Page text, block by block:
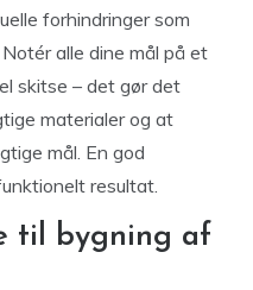
forhindringer som
alle dine mål på et
skitse – det gør det
materialer og at
mål. En god
resultat.
til bygning af